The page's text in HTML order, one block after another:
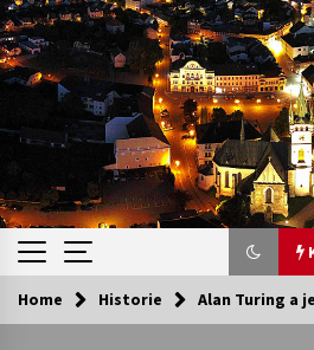
Kam za kulturou?
Home Historie Alan Turing a